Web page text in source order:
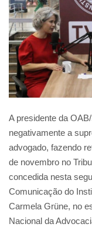
A presidente da
negativamente a
advogado, fazendo
de novembro no
concedida nesta
Comunicação do
Carmela Grüne, no
Nacional da